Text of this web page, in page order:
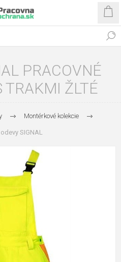
PRACOVNÉ
TRAKMI ŽLTÉ
Montérkové kolekcie
SIGNAL